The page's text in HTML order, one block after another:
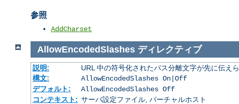
参照
AddCharset
AllowEncodedSlashes ディレクティブ
説明:
URL 中の符号化されたパス分離文字が先に伝え
構文:
AllowEncodedSlashes On|Off
デフォルト:
AllowEncodedSlashes Off
コンテキスト: サーバ設定ファイル, バーチャルホスト